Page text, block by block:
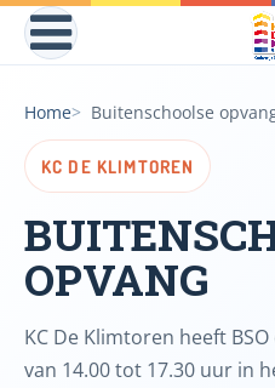
Home Buitenschoolse
KC DE KLIMTOREN
OPVANG
KC De Klimtoren heeft
van 14.00 tot 17.30 uur in